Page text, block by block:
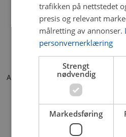
Application error: a client-side
browser console for
trafikken på nettstedet
presis og relevant
målretting av annonser.
personvernerklæring
Strengt
nødvendig
Markedsføring